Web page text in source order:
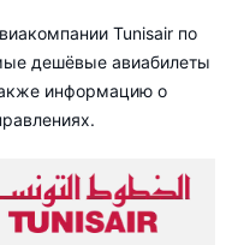
Tunisair по
дешёвые авиабилеты
информацию о